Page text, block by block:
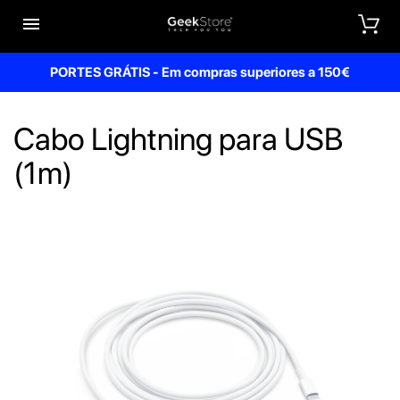

PORTES GRÁTIS - Em compras superiores a 150€
Cabo Lightning para USB
(1m)